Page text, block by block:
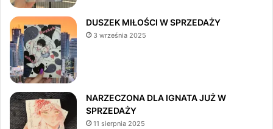
k
DUSZEK MIŁOŚCI W SPRZEDAŻY
3 września 2025
NARZECZONA DLA IGNATA JUŻ W
SPRZEDAŻY
11 sierpnia 2025